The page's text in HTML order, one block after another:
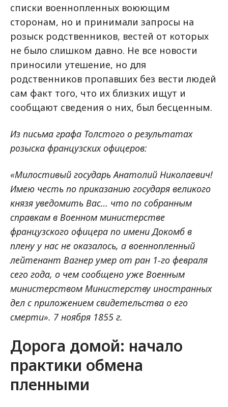
списки военнопленных воюющим
сторонам, но и принимали запросы на
розыск родственников, вестей от которых
не было слишком давно. Не все новости
приносили утешение, но для
родственников пропавших без вести людей
сам факт того, что их близких ищут и
сообщают сведения о них, был бесценным.
Из письма графа Толстого о результатах
розыска французских офицеров:
«Милостивый государь Анатолий Николаевич!
Имею честь по приказанию государя великого
князя уведомить Вас… что по собранным
справкам в Военном министерстве
французского офицера по имени Докомб в
плену у нас не оказалось, а военнопленный
лейтенант Вагнер умер от ран 1-го февраля
сего года, о чем сообщено уже Военным
министерством Министерству иностранных
дел с приложением свидетельства о его
смерти». 7 ноября 1855 г.
Дорога домой: начало
практики обмена
пленными